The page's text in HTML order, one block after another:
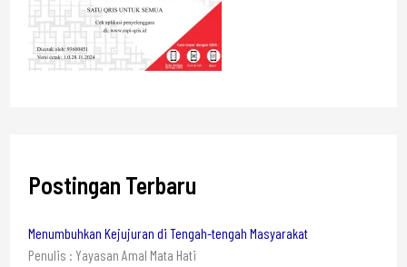
Postingan Terbaru
Menumbuhkan Kejujuran di Tengah-tengah Masyarakat
Penulis : Yayasan Amal Mata Hati